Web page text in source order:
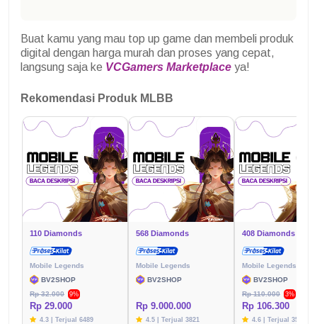
Buat kamu yang mau top up game dan membeli produk
digital dengan harga murah dan proses yang cepat,
langsung saja ke VCGamers Marketplace ya!
Rekomendasi Produk MLBB
110 Diamonds
Mobile Legends
BV2SHOP
Rp 32.000
9%
Rp 29.000
4.3 | Terjual 6489
568 Diamonds
Mobile Legends
BV2SHOP
Rp 9.000.000
4.5 | Terjual 3821
408 Diamonds
Mobile Legends
BV2SHOP
Rp 110.000
3%
Rp 106.300
4.6 | Terjual 3576